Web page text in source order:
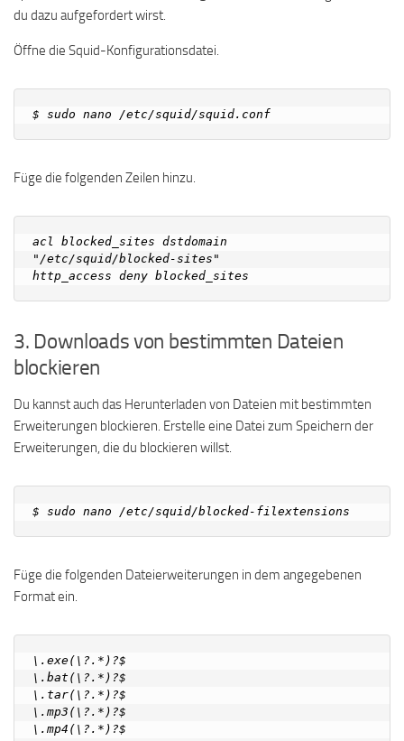
du dazu aufgefordert wirst.
Öffne die Squid-Konfigurationsdatei.
Füge die folgenden Zeilen hinzu.
acl blocked_sites dstdomain
"/etc/squid/blocked-sites"
3. Downloads von bestimmten Dateien
blockieren
Du kannst auch das Herunterladen von Dateien mit bestimmten
Erweiterungen blockieren. Erstelle eine Datei zum Speichern der
Erweiterungen, die du blockieren willst.
Füge die folgenden Dateierweiterungen in dem angegebenen
Format ein.
\.exe(\?.*)?$
\.bat(\?.*)?$
\.tar(\?.*)?$
\.mp3(\?.*)?$